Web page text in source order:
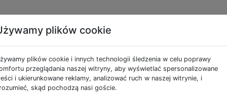
stałe wyłączyć
plików cookie
plików cookie i innych technologii śledzenia w celu poprawy
przeglądania naszej witryny, aby wyświetlać spersonalizowane
i ukierunkowane reklamy, analizować ruch w naszej witrynie, i
skąd pochodzą nasi goście.